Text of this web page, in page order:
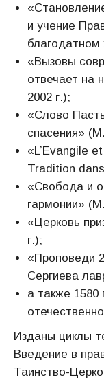
и учение
благодатном
«Вызовы
отвечает на
2002 г.);
«Слово
спасения»
«L’Evangile
Tradition
«Свобода и
гармонии»
«Церковь
г.);
«Проповеди
Сергиева
а также 1580
Изданы циклы
Введение в
Таинство-